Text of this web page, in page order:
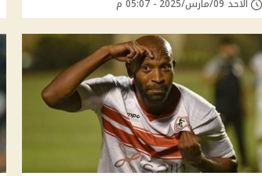
الأحد 09/مارس/2025 - 05:07 م